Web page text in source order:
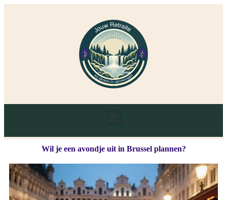
Wil je een avondje uit in Brussel plannen?